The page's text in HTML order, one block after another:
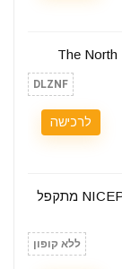
DLZNF
לרכישה
ספסל כושר מתכוונן NICEPEOPLE מתקפל
ללא קופון